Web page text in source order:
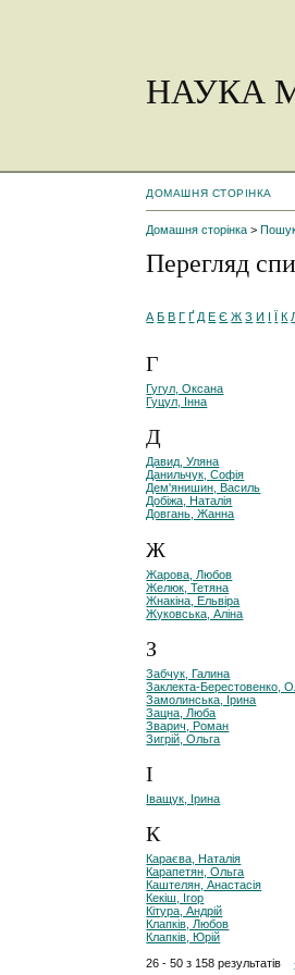
НАУКА
ДОМАШНЯ СТОРІНКА
Домашня сторінка >
Перегляд
А Б В Г Ґ Д Е Є Ж З И І Ї К
Г
Гугул, Оксана
Гуцул, Інна
Д
Давид, Уляна
Данильчук, Софія
Дем'янишин, Василь
Добіжа, Наталія
Довгань, Жанна
Ж
Жарова, Любов
Желюк, Тетяна
Жнакіна, Ельвіра
Жуковська, Аліна
З
Забчук, Галина
Заклекта-Берестовенко,
Замолинська, Ірина
Зацна, Люба
Зварич, Роман
Зигрій, Ольга
І
Іващук, Ірина
К
Караєва, Наталія
Карапетян, Ольга
Каштелян, Анастасія
Кекіш, Ігор
Кітура, Андрій
Клапків, Любов
Клапків, Юрій
26 - 50 з 158 результатів